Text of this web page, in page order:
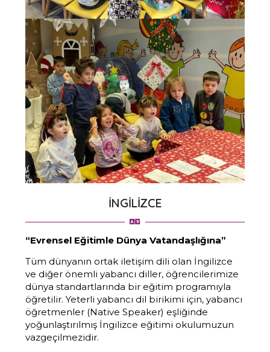
İNGİLİZCE
“Evrensel Eğitimle Dünya Vatandaşlığına”
Tüm dünyanın ortak iletişim dili olan İngilizce
ve diğer önemli yabancı diller, öğrencilerimize
dünya standartlarında bir eğitim programıyla
öğretilir. Yeterli yabancı dil birikimi için, yabancı
öğretmenler (Native Speaker) eşliğinde
yoğunlaştırılmış İngilizce eğitimi okulumuzun
vazgeçilmezidir.